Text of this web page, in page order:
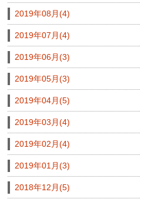
2019年08月(4)
2019年07月(4)
2019年06月(3)
2019年05月(3)
2019年04月(5)
2019年03月(4)
2019年02月(4)
2019年01月(3)
2018年12月(5)